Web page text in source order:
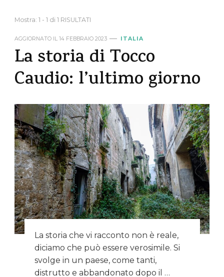
Mostra: 1 - 1 di 1 RISULTATI
AGGIORNATO IL 14 FEBBRAIO 2023 ITALIA
La storia di Tocco
Caudio: l’ultimo giorno
La storia che vi racconto non è reale,
diciamo che può essere verosimile. Si
svolge in un paese, come tanti,
distrutto e abbandonato dopo il …